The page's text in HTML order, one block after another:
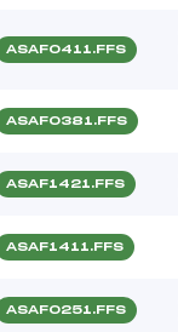
ASAF0411.FFS
ASAF0381.FFS
ASAF1421.FFS
ASAF1411.FFS
ASAF0251.FFS